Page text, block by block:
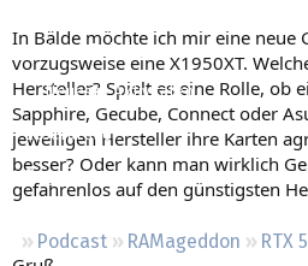
Neue Beiträge
Neueste Aktivitäten
Leserartikel
Regeln
Podcast RAMageddon
RTX
In Bälde möchte ich mir eine neue
vorzugsweise eine X1950XT.
Hersteller? Spielt es eine Rolle, ob
Sapphire, Gecube, Connect oder
jeweiligen Hersteller ihre Karten
besser? Oder kann man wirklich
gefahrenlos auf den günstigsten